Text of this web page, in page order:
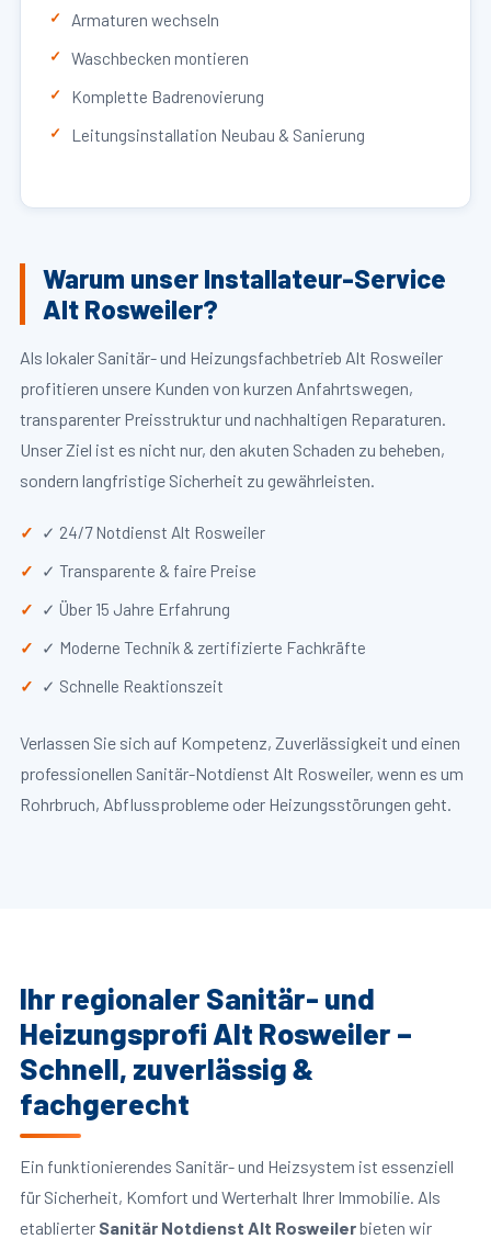
Armaturen wechseln
Waschbecken montieren
Komplette Badrenovierung
Leitungsinstallation Neubau & Sanierung
Warum unser Installateur-Service
Alt Rosweiler?
Als lokaler Sanitär- und Heizungsfachbetrieb Alt Rosweiler
profitieren unsere Kunden von kurzen Anfahrtswegen,
transparenter Preisstruktur und nachhaltigen Reparaturen.
Unser Ziel ist es nicht nur, den akuten Schaden zu beheben,
sondern langfristige Sicherheit zu gewährleisten.
✓ 24/7 Notdienst Alt Rosweiler
✓ Transparente & faire Preise
✓ Über 15 Jahre Erfahrung
✓ Moderne Technik & zertifizierte Fachkräfte
✓ Schnelle Reaktionszeit
Verlassen Sie sich auf Kompetenz, Zuverlässigkeit und einen
professionellen Sanitär-Notdienst Alt Rosweiler, wenn es um
Rohrbruch, Abflussprobleme oder Heizungsstörungen geht.
Ihr regionaler Sanitär- und
Heizungsprofi Alt Rosweiler –
Schnell, zuverlässig &
fachgerecht
Ein funktionierendes Sanitär- und Heizsystem ist essenziell
für Sicherheit, Komfort und Werterhalt Ihrer Immobilie. Als
etablierter Sanitär Notdienst Alt Rosweilerbieten wir